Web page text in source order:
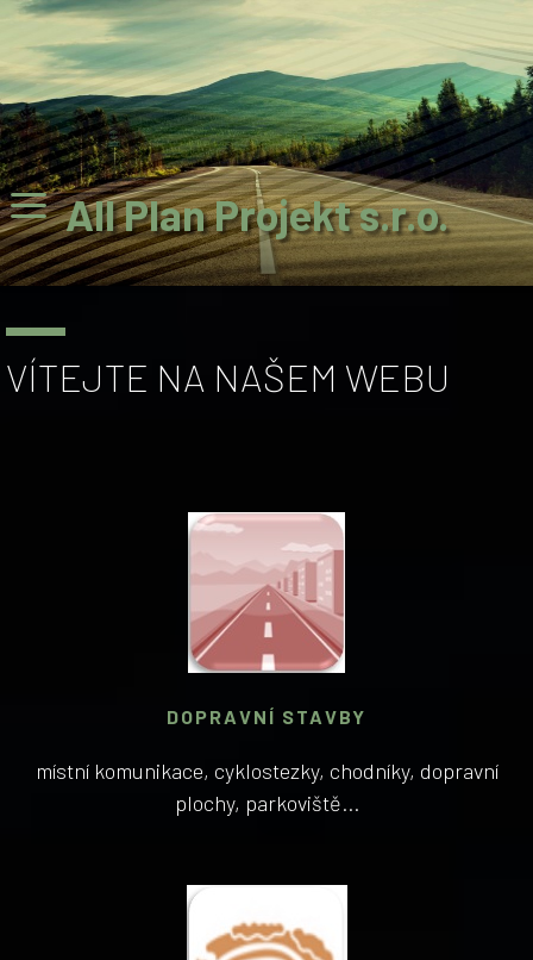
All Plan Projekt s.r.o.
VÍTEJTE NA NAŠEM WEBU
DOPRAVNÍ STAVBY
místní komunikace, cyklostezky, chodníky, dopravní
plochy, parkoviště...